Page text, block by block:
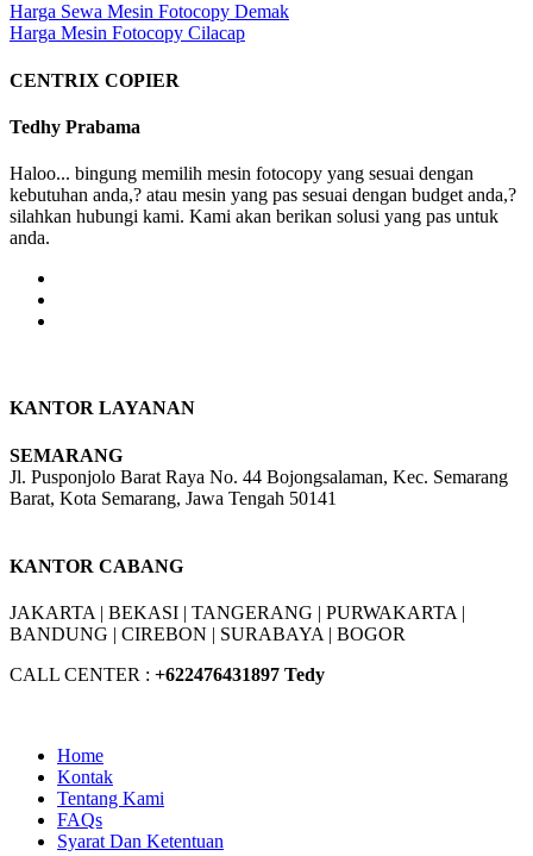
Harga Sewa Mesin Fotocopy Demak
Harga Mesin Fotocopy Cilacap
CENTRIX COPIER
Tedhy Prabama
Haloo... bingung memilih mesin fotocopy yang sesuai dengan
kebutuhan anda,? atau mesin yang pas sesuai dengan budget anda,?
silahkan hubungi kami. Kami akan berikan solusi yang pas untuk
anda.
KANTOR LAYANAN
SEMARANG
Jl. Pusponjolo Barat Raya No. 44 Bojongsalaman, Kec. Semarang
Barat, Kota Semarang, Jawa Tengah 50141
KANTOR CABANG
JAKARTA | BEKASI | TANGERANG | PURWAKARTA |
BANDUNG | CIREBON | SURABAYA | BOGOR
CALL CENTER : +622476431897 Tedy
Home
Kontak
Tentang Kami
FAQs
Syarat Dan Ketentuan